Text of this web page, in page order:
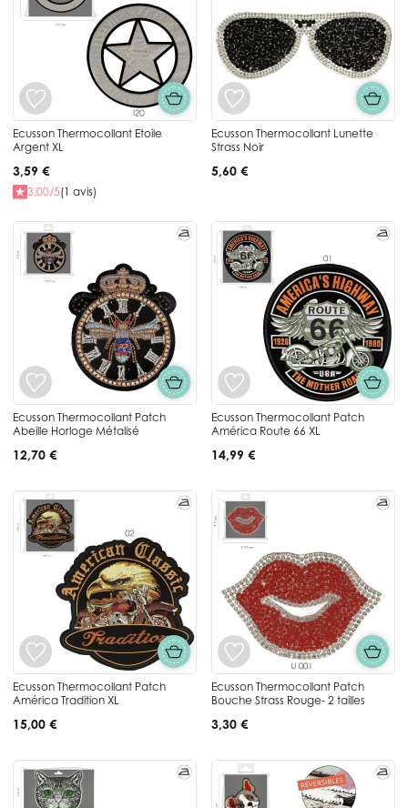
Ecusson Thermocollant Etoile
Argent XL
3,59 €
3.00/5(1 avis)
Ecusson Thermocollant Lunette
Strass Noir
5,60 €
Ecusson Thermocollant Patch
Abeille Horloge Métalisé
12,70 €
Ecusson Thermocollant Patch
América Route 66 XL
14,99 €
Ecusson Thermocollant Patch
América Tradition XL
15,00 €
Ecusson Thermocollant Patch
Bouche Strass Rouge- 2 tailles
3,30 €